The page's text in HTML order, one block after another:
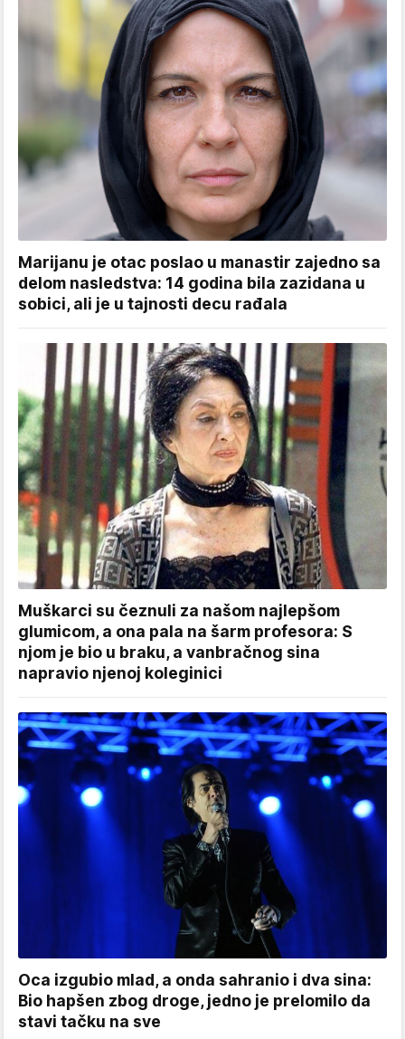
Marijanu je otac poslao u manastir zajedno sa
delom nasledstva: 14 godina bila zazidana u
sobici, ali je u tajnosti decu rađala
Muškarci su čeznuli za našom najlepšom
glumicom, a ona pala na šarm profesora: S
njom je bio u braku, a vanbračnog sina
napravio njenoj koleginici
Oca izgubio mlad, a onda sahranio i dva sina:
Bio hapšen zbog droge, jedno je prelomilo da
stavi tačku na sve